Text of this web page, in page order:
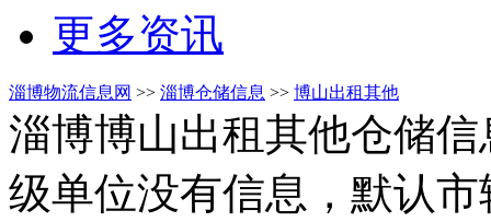
更多资讯
淄博物流信息网 >> 淄博仓储信息 >> 博山出租其他
淄博博山出租其他仓储信
级单位没有信息，默认